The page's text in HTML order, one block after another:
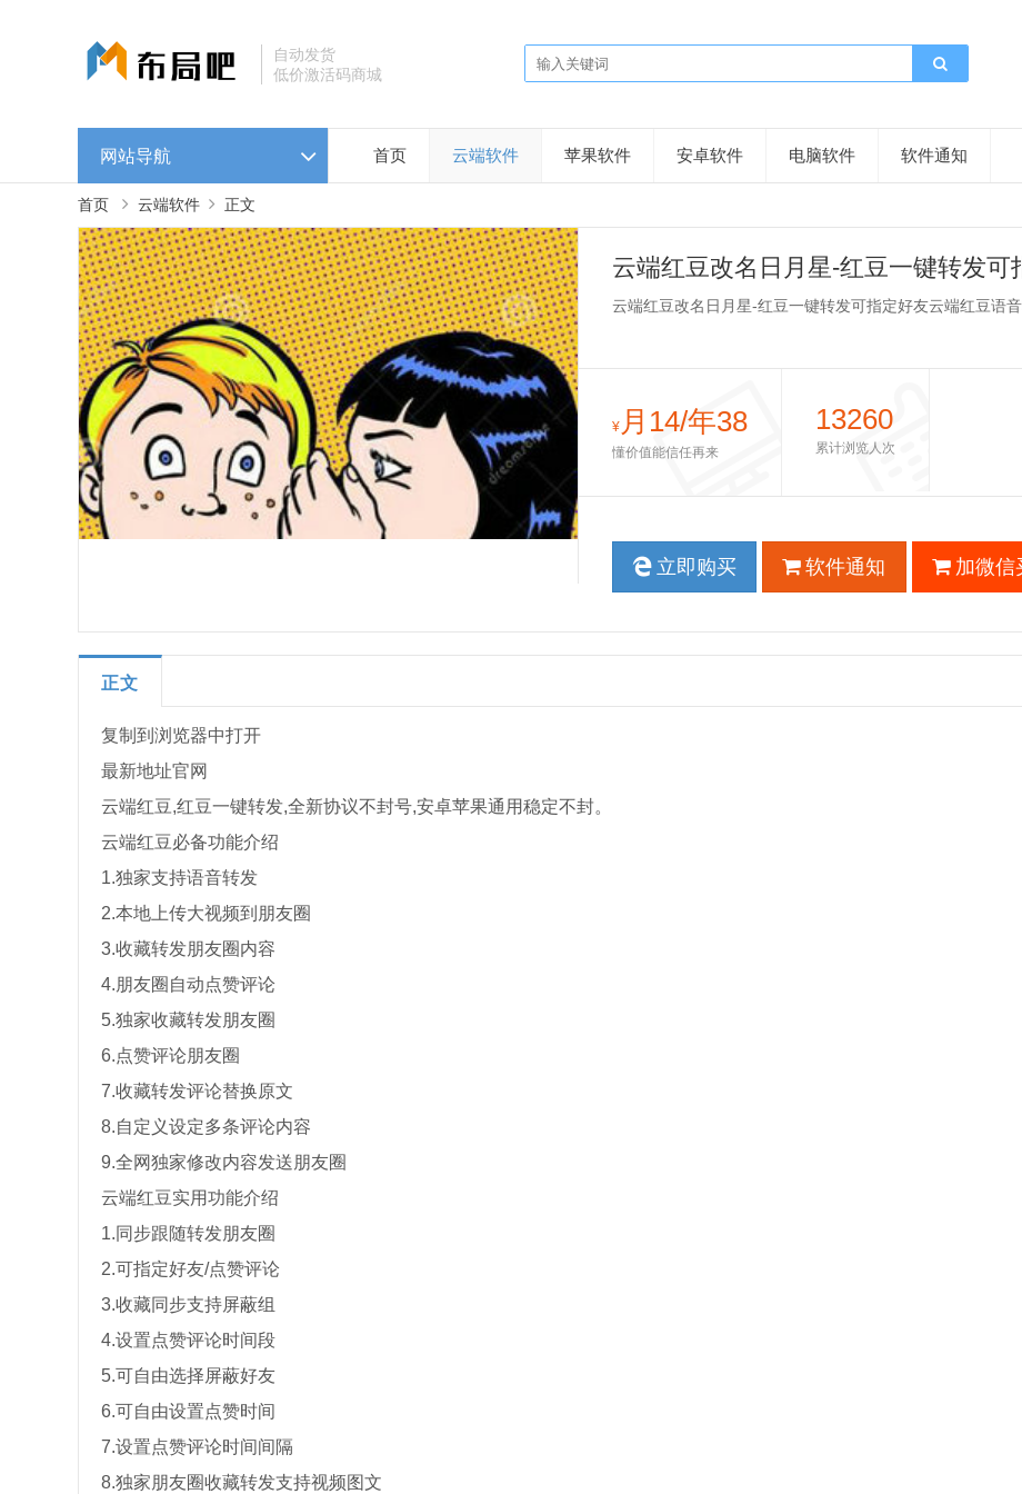
自动发货
低价激活码商城
网站导航 首页 云端软件 苹果软件 安卓软件 电脑软件 软件通知
首页 云端软件 正文
云端红豆改名日月星-红豆一键转发
转发万群同步群发
云端红豆改名日月星-红豆一键转发可指定好友云端红豆语
¥月14/年38
懂价值能信任再来
13260
累计浏览人次
立即购买 软件通知 加微信
正文
复制到浏览器中打开
最新地址官网
云端红豆,红豆一键转发,全新协议不封号,安卓苹果通用稳定不封。
云端红豆必备功能介绍
1.独家支持语音转发
2.本地上传大视频到朋友圈
3.收藏转发朋友圈内容
4.朋友圈自动点赞评论
5.独家收藏转发朋友圈
6.点赞评论朋友圈
7.收藏转发评论替换原文
8.自定义设定多条评论内容
9.全网独家修改内容发送朋友圈
云端红豆实用功能介绍
1.同步跟随转发朋友圈
2.可指定好友/点赞评论
3.收藏同步支持屏蔽组
4.设置点赞评论时间段
5.可自由选择屏蔽好友
6.可自由设置点赞时间
7.设置点赞评论时间间隔
8.独家朋友圈收藏转发支持视频图文